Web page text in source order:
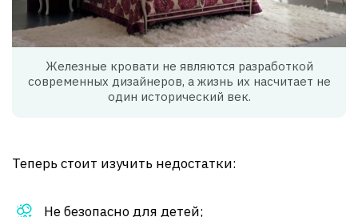
Железные кровати не являются разработкой
современных дизайнеров, а жизнь их насчитает не
один исторический век.
Теперь стоит изучить недостатки:
Не безопасно для детей;